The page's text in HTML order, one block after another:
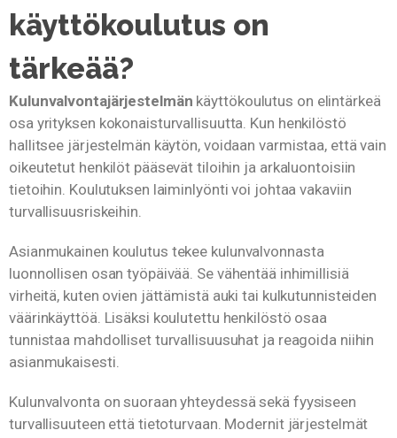
käyttökoulutus on
tärkeää?
Kulunvalvontajärjestelmän käyttökoulutus on elintärkeä
osa yrityksen kokonaisturvallisuutta. Kun henkilöstö
hallitsee järjestelmän käytön, voidaan varmistaa, että vain
oikeutetut henkilöt pääsevät tiloihin ja arkaluontoisiin
tietoihin. Koulutuksen laiminlyönti voi johtaa vakaviin
turvallisuusriskeihin.
Asianmukainen koulutus tekee kulunvalvonnasta
luonnollisen osan työpäivää. Se vähentää inhimillisiä
virheitä, kuten ovien jättämistä auki tai kulkutunnisteiden
väärinkäyttöä. Lisäksi koulutettu henkilöstö osaa
tunnistaa mahdolliset turvallisuusuhat ja reagoida niihin
asianmukaisesti.
Kulunvalvonta on suoraan yhteydessä sekä fyysiseen
turvallisuuteen että tietoturvaan. Modernit järjestelmät